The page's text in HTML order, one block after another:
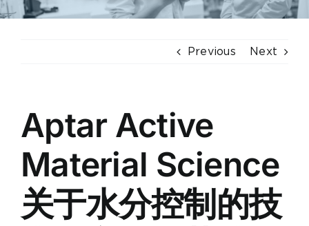
简介
Previous Next
Aptar Active
Material Science
关于水分控制的技